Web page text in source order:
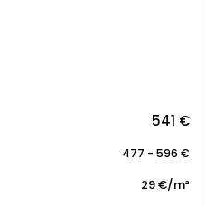
541 €
477 - 596 €
29 €/m²